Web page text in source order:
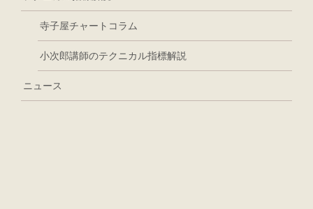
寺子屋チャートコラム
小次郎講師のテクニカル指標解説
ニュース